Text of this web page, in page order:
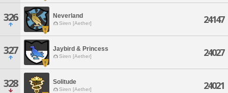
326 Neverland
Siren [Aether] 24147
327 Jaybird & Princess
Siren [Aether] 24027
328 Solitude
Siren [Aether] 24021